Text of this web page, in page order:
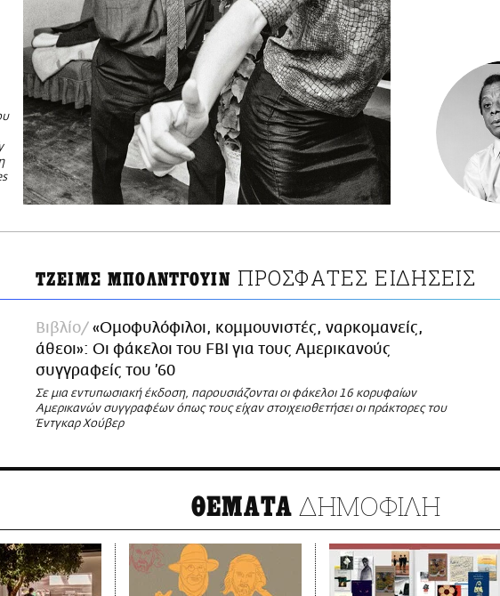
ΤΖΕΙΜΣ ΜΠΟΛΝΤΓΟΥΙΝ ΠΡΟΣΦΑΤΕΣ ΕΙΔΗΣΕΙΣ
Βιβλίο
«Ομοφυλόφιλοι, κομμουνιστές, ναρκομανείς,
άθεοι»: Οι φάκελοι του FBI για τους Αμερικανούς
συγγραφείς του ’60
Σε μια εντυπωσιακή έκδοση, παρουσιάζονται οι φάκελοι 16 κορυφαίων
Αμερικανών συγγραφέων όπως τους είχαν στοιχειοθετήσει οι πράκτορες του
Έντγκαρ Χούβερ
ΘΕΜΑΤΑ ΔΗΜΟΦΙΛΗ